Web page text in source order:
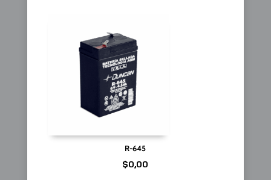
R-645
$0,00